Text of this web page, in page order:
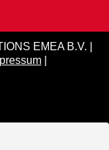
EMEA B.V. |